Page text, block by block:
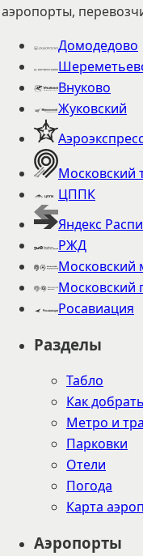
аэропорты,
Домодедово
Внуково
Жуковский
Аэроэкспресс
Московский
ЦППК
Яндекс
РЖД
Московский
Московский
Росавиация
Разделы
Табло
Как
Метро и
Парковки
Отели
Погода
Карта
Аэропорты